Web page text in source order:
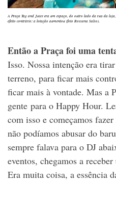
A Praça Tag and Juice era um espaço, do outro lado da rua da
efeito contrário: a lotação aumentou (foto Rossana Salso).
Então a Praça foi uma
Isso. Nossa intenção era
terreno, para ficar mais
ficar mais à vontade. Mas a
gente para o Happy Hour.
com isso e começamos
não podíamos abusar do
sempre falava para o DJ
eventos, chegamos a
Era muita coisa, a essência